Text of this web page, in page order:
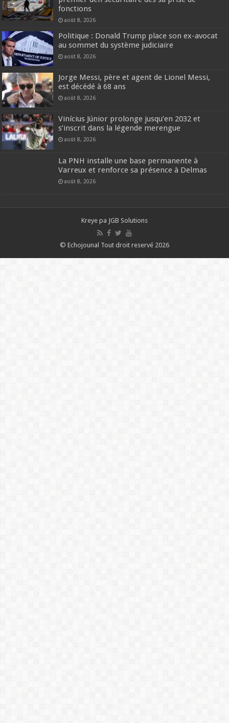
fonctions
août 8, 2026
Politique : Donald Trump place son ex-avocat
au sommet du système judiciaire
août 8, 2026
Jorge Messi, père et agent de Lionel Messi,
est décédé à 68 ans
août 8, 2026
Vinícius Júnior prolonge jusqu’en 2032 et
s’inscrit dans la légende merengue
août 8, 2026
La PNH installe une base permanente à
Varreux et renforce sa présence à Delmas
août 8, 2026
Kreye pa JGB Solutions
© Echojounal Tout droit reservé 2026